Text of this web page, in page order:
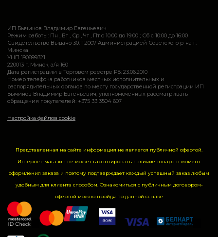
ИП Бычинов Владимир Евгеньевич
Режим работы: Пн , Вт , Ср , Чт , Пт c 10:00 до 19:00 ; Сб c 10:00 до 16:00
Свидетельство Выдано 30.11.2007 Администрацией Советского р-на г.
Минска
УНП 190899321
220013 г. Минск, а/я 160
Дата регистрации в Торговом реестре РБ: 23.06.2010
Номер телефона работников местных исполнительных и
распорядительных органов по месту государственной регистрации ИП
Бычинов Владимир Евгеньевич, уполномоченных рассматривать
обращения покупателей: +375 33 3504 607
Настройка файлов cookie
Представленная на сайте информация не является публичной офертой.
Интернет-магазин не может гарантировать наличие товара в момент
оформления заказа и поэтому подтверждает каждый успешный заказ любым
удобным для клиента способом. Ознакомиться с публичным договором-
офертой можно пройдя по данной ссылке